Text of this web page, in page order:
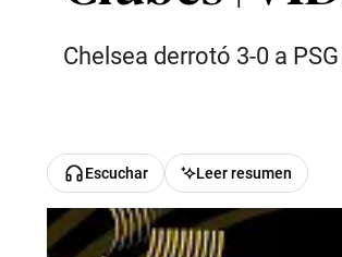
Chelsea derrotó 3-0 a
Escuchar Leer resumen